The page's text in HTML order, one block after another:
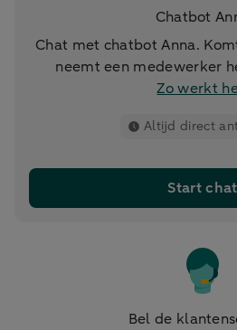
Chatbot
Chat met chatbot Anna.
neemt een medewerker
Zo werkt
Altijd direct
Start chat
Bel de